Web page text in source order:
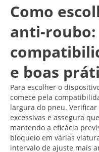
Como
anti-roubo:
e boas
Para escolher o
comece pela
largura do pneu.
excessivas e assegura
mantendo a eficácia
bloqueio em várias
intervalo de ajuste mais